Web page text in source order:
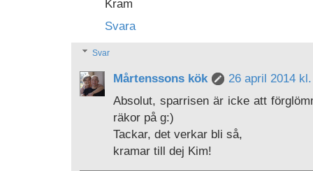
Kram
Svara
Svar
Mårtenssons kök
26 april 2014
Absolut, sparrisen är icke att
räkor på g:)
Tackar, det verkar bli så,
kramar till dej Kim!